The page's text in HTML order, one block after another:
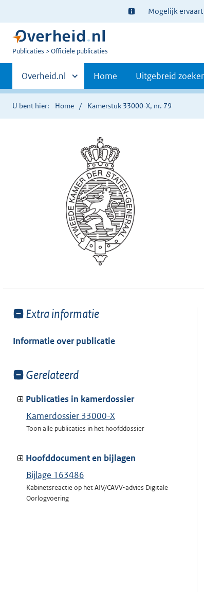
Ter
informatie:
Mogelijk
U
Publicaties Officiële publicaties
Primaire
navigatie
Andere
sites
binnen
Overheid.nl Home Uitgebreid
U bent hier: Home Kamerstuk 33000-X, nr. 79
Toon
van:
Extra informatie
Informatie over publicatie
Toon
van:
Gerelateerd
Publicaties in kamerdossier
Kamerdossier 33000-X
Toon alle publicaties in het hoofddossier
Hoofddocument en bijlagen
Bijlage 163486
Kabinetsreactie op het AIV/CAVV-advies Digitale
Oorlogvoering